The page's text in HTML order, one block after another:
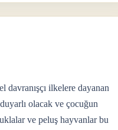
davranışçı ilkelere dayanan
olacak ve çocuğun
ve peluş hayvanlar bu